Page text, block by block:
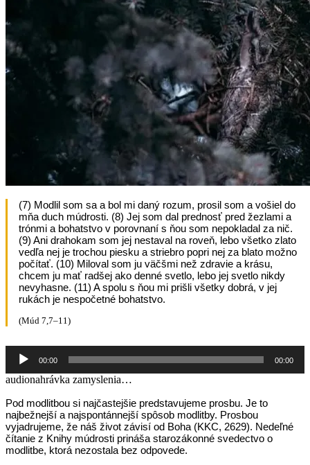
(7) Modlil som sa a bol mi daný rozum, prosil som a vošiel do
mňa duch múdrosti. (8) Jej som dal prednosť pred žezlami a
trónmi a bohatstvo v porovnaní s ňou som nepokladal za nič.
(9) Ani drahokam som jej nestaval na roveň, lebo všetko zlato
vedľa nej je trochou piesku a striebro popri nej za blato možno
počítať. (10) Miloval som ju väčšmi než zdravie a krásu,
chcem ju mať radšej ako denné svetlo, lebo jej svetlo nikdy
nevyhasne. (11) A spolu s ňou mi prišli všetky dobrá, v jej
rukách je nespočetné bohatstvo.
(Múd 7,7–11)
Audio
prehrávač00:00 00:00
audionahrávka zamyslenia…
Pod modlitbou si najčastejšie predstavujeme prosbu. Je to
najbežnejší a najspontánnejší spôsob modlitby. Prosbou
vyjadrujeme, že náš život závisí od Boha (KKC, 2629). Nedeľné
čítanie z Knihy múdrosti prináša starozákonné svedectvo o
modlitbe, ktorá nezostala bez odpovede.